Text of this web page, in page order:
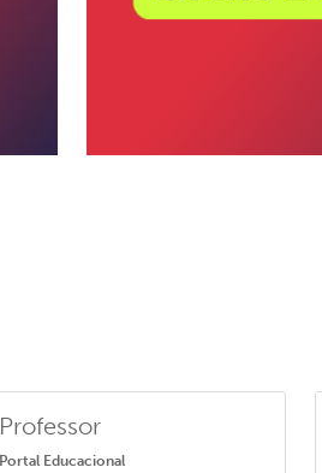
Professor
Portal Educacional